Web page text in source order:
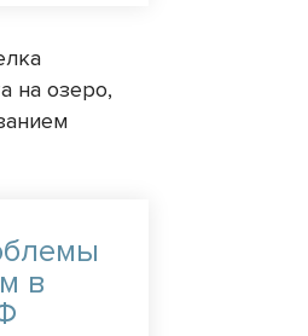
на озеро,
в